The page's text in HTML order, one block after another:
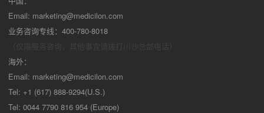
Email: marketing@medicilon.com
业务咨询专线：400-780-8018
海外：
Email: marketing@medicilon.com
Tel: +1 (617) 888-9294(U.S.)
Tel: 0044 7790 816 954 (Europe)